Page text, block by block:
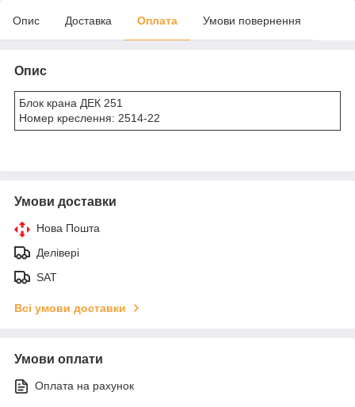
Опис Доставка Оплата Умови повернення
Опис
Блок крана ДЕК 251
Номер креслення: 2514-22
Умови доставки
Нова Пошта
Делівері
SAT
Всі умови доставки
Умови оплати
Оплата на рахунок